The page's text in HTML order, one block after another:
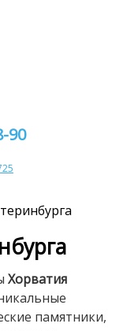
90
Хорватия
памятники,